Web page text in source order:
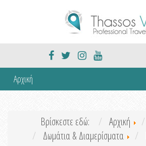
Αρχική
Βρίσκεστε εδώ: Αρχική
Δωμάτια & Διαμερίσματα